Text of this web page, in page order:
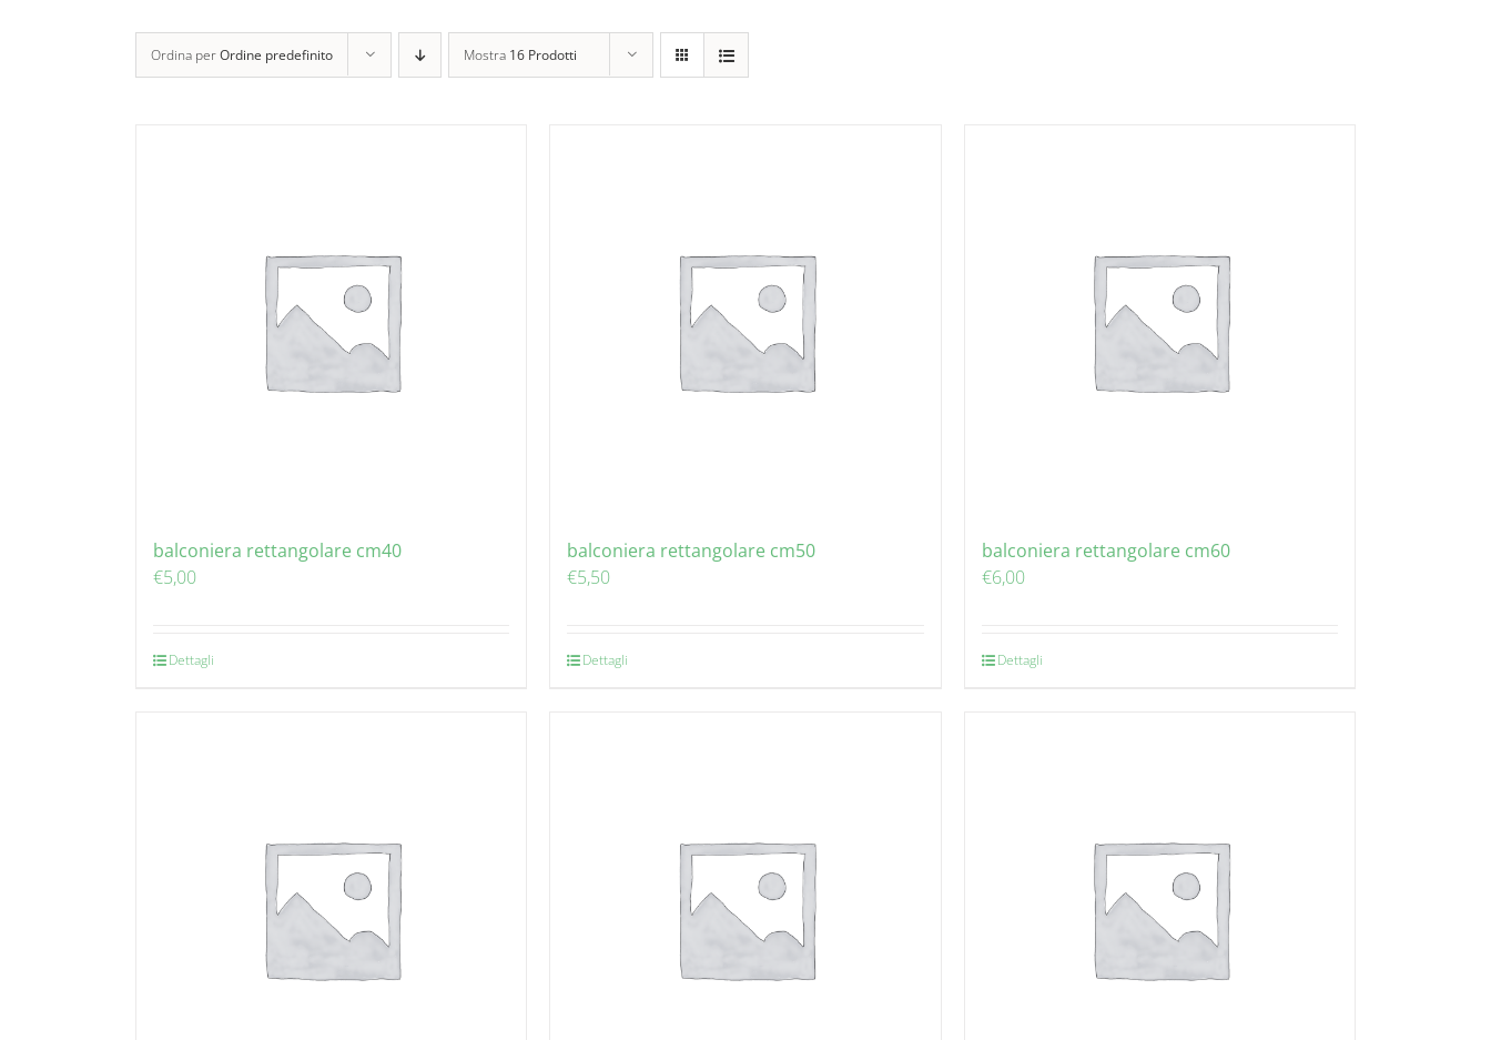
Ordina perOrdine predefinito Mostra 16 Prodotti
balconiera rettangolare cm40
€5,00
Dettagli
balconiera rettangolare cm50
€5,50
Dettagli
balconiera rettangolare cm60
€6,00
Dettagli